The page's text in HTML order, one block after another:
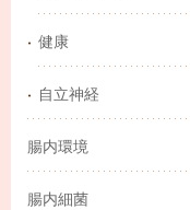
健康
自立神経
腸内環境
腸内細菌